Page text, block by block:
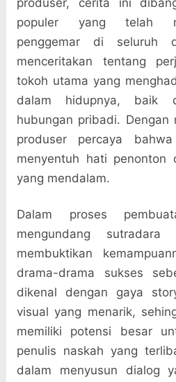
produser, cerita ini
populer yang telah
penggemar di seluruh
menceritakan tentang
tokoh utama yang
dalam hidupnya, baik
hubungan pribadi. Dengan
produser percaya
menyentuh hati penonton
yang mendalam.
Dalam proses
mengundang
membuktikan
drama-drama sukses
dikenal dengan gaya
visual yang menarik,
memiliki potensi besar
penulis naskah yang
dalam menyusun dialog